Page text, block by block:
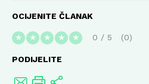
OCIJENITE ČLANAK
★ ★ ★ ★ ★ 0 / 5 0
PODIJELITE